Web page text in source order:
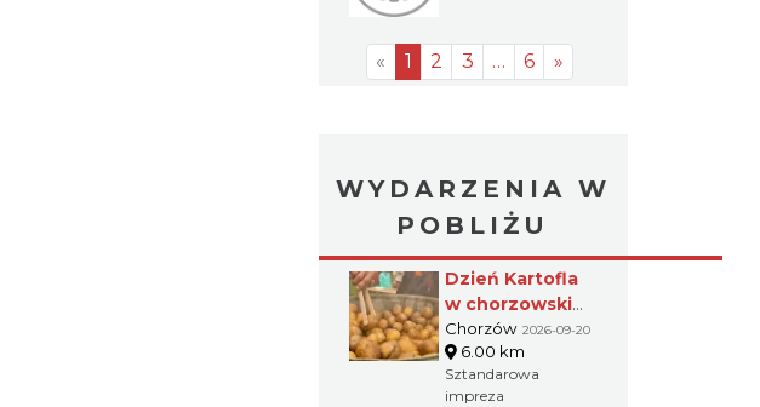
« 1 2 3 … 6 »
WYDARZENIA W
POBLIŻU
Dzień Kartofla
w chorzowskim
skansenie
Chorzów 2026-09-20
6.00 km
Sztandarowa
impreza